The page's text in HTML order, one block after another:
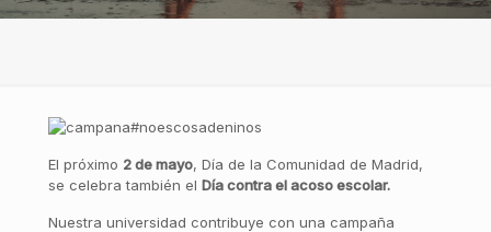
El próximo 2 de mayo, Día de la Comunidad de Madrid,
se celebra también el Día contra el acoso escolar.
Nuestra universidad contribuye con una campaña